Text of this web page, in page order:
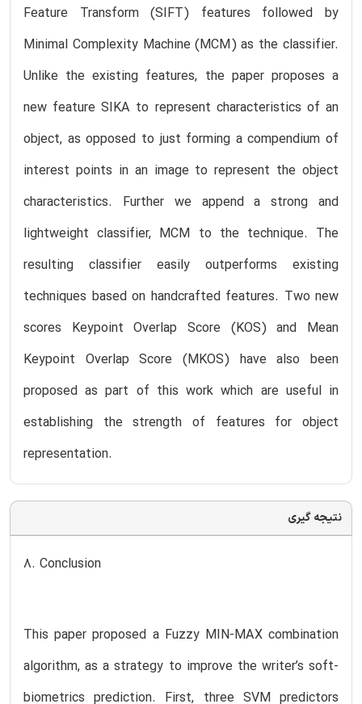
Feature Transform (SIFT) features followed by
Minimal Complexity Machine (MCM) as the classifier.
Unlike the existing features, the paper proposes a
new feature SIKA to represent characteristics of an
object, as opposed to just forming a compendium of
interest points in an image to represent the object
characteristics. Further we append a strong and
lightweight classifier, MCM to the technique. The
resulting classifier easily outperforms existing
techniques based on handcrafted features. Two new
scores Keypoint Overlap Score (KOS) and Mean
Keypoint Overlap Score (MKOS) have also been
proposed as part of this work which are useful in
establishing the strength of features for object
representation.
نتیجه گیری
8. Conclusion
This paper proposed a Fuzzy MIN-MAX combination
algorithm, as a strategy to improve the writer’s soft-
biometrics prediction. First, three SVM predictors